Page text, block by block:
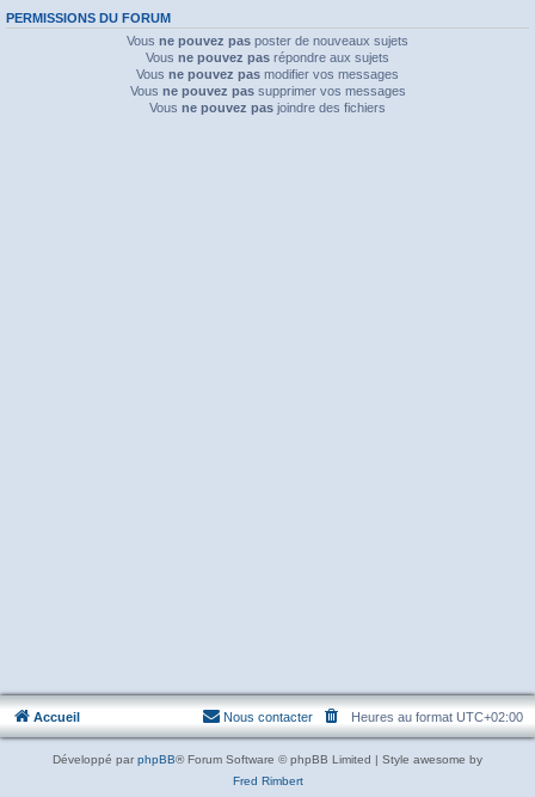
PERMISSIONS DU FORUM
Vous ne pouvez pas poster de nouveaux sujets
Vous ne pouvez pas répondre aux sujets
Vous ne pouvez pas modifier vos messages
Vous ne pouvez passupprimer vos messages
Vous ne pouvez pas joindre des fichiers
Accueil Heures au format UTC+02:00
Nous contacter
Développé par phpBB® Forum Software © phpBB Limited | Style awesome by
Fred Rimbert